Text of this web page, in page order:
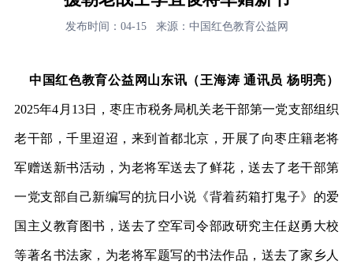
发布时间：04-15 来源：中国红色教育公益网
中国红色教育公益网山东讯（王海涛 通讯员 杨明亮）
2025年4月13日，枣庄市税务局机关老干部第一党支部组织
老干部，千里迢迢，来到首都北京，开展了向枣庄籍老将
军赠送新书活动，为老将军送去了鲜花，送去了老干部第
一党支部自己新编写的抗日小说《背着药箱打鬼子》的爱
国主义教育图书，送去了空军司令部政研究主任赵勇大校
等著名书法家，为老将军题写的书法作品，送去了家乡人